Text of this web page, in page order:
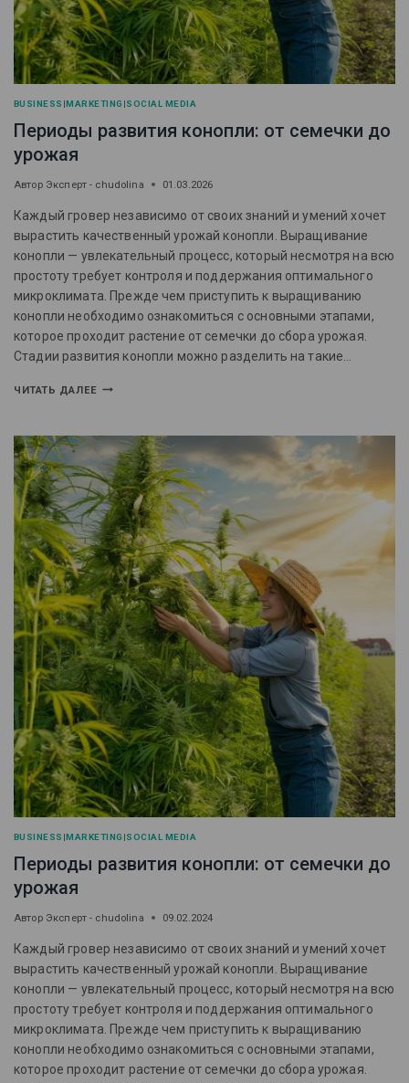
BUSINESS |MARKETING |SOCIAL MEDIA
Периоды развития конопли: от семечки до
урожая
Автор Эксперт - chudolina 01.03.2026
Каждый гровер независимо от своих знаний и умений хочет
вырастить качественный урожай конопли. Выращивание
конопли — увлекательный процесс, который несмотря на всю
простоту требует контроля и поддержания оптимального
микроклимата. Прежде чем приступить к выращиванию
конопли необходимо ознакомиться с основными этапами,
которое проходит растение от семечки до сбора урожая.
Стадии развития конопли можно разделить на такие…
ЧИТАТЬ ДАЛЕЕ
BUSINESS |MARKETING |SOCIAL MEDIA
Периоды развития конопли: от семечки до
урожая
Автор Эксперт - chudolina 09.02.2024
Каждый гровер независимо от своих знаний и умений хочет
вырастить качественный урожай конопли. Выращивание
конопли — увлекательный процесс, который несмотря на всю
простоту требует контроля и поддержания оптимального
микроклимата. Прежде чем приступить к выращиванию
конопли необходимо ознакомиться с основными этапами,
которое проходит растение от семечки до сбора урожая.